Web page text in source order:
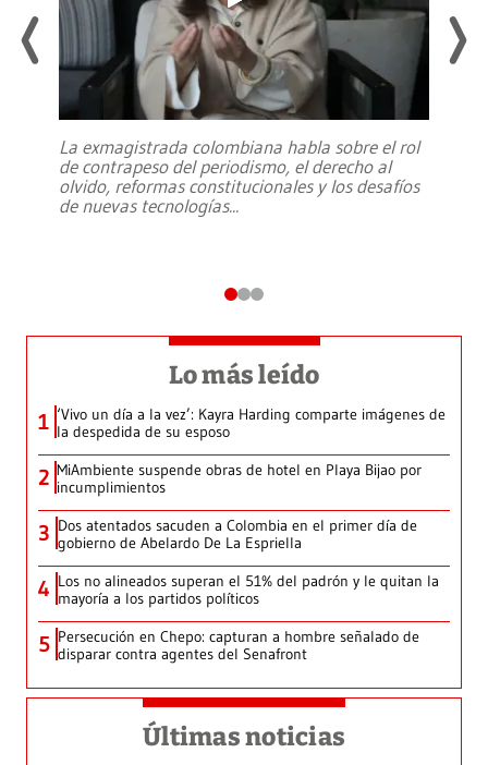
La exmagistrada colombiana habla sobre el rol
de contrapeso del periodismo, el derecho al
olvido, reformas constitucionales y los desafíos
de nuevas tecnologías...
Lo más leído
1 ‘Vivo un día a la vez’: Kayra Harding comparte imágenes de
la despedida de su esposo
2 MiAmbiente suspende obras de hotel en Playa Bijao por
incumplimientos
3 Dos atentados sacuden a Colombia en el primer día de
gobierno de Abelardo De La Espriella
4 Los no alineados superan el 51% del padrón y le quitan la
mayoría a los partidos políticos
5 Persecución en Chepo: capturan a hombre señalado de
disparar contra agentes del Senafront
Últimas noticias